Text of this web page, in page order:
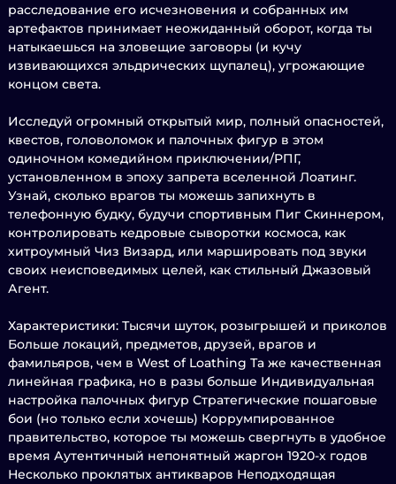
расследование его исчезновения и собранных им
артефактов принимает неожиданный оборот, когда ты
натыкаешься на зловещие заговоры (и кучу
извивающихся эльдрических щупалец), угрожающие
концом света.
Исследуй огромный открытый мир, полный опасностей,
квестов, головоломок и палочных фигур в этом
одиночном комедийном приключении/РПГ,
установленном в эпоху запрета вселенной Лоатинг.
Узнай, сколько врагов ты можешь запихнуть в
телефонную будку, будучи спортивным Пиг Скиннером,
контролировать кедровые сыворотки космоса, как
хитроумный Чиз Визард, или маршировать под звуки
своих неисповедимых целей, как стильный Джазовый
Агент.
Характеристики: Тысячи шуток, розыгрышей и приколов
Больше локаций, предметов, друзей, врагов и
фамильяров, чем в West of Loathing Та же качественная
линейная графика, но в разы больше Индивидуальная
настройка палочных фигур Стратегические пошаговые
бои (но только если хочешь) Коррумпированное
правительство, которое ты можешь свергнуть в удобное
время Аутентичный непонятный жаргон 1920-х годов
Несколько проклятых антикваров Неподходящая